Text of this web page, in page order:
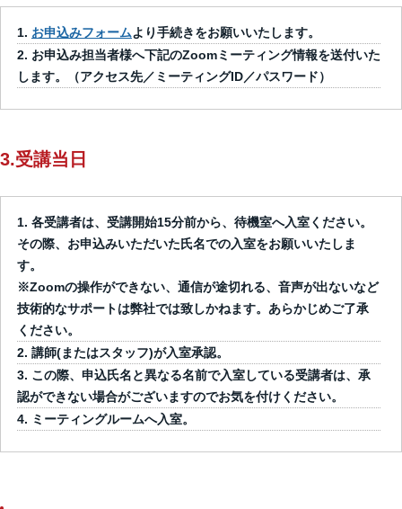
お申込みフォームより手続きをお願いいたします。
お申込み担当者様へ下記のZoomミーティング情報を送付いた
します。（アクセス先／ミーティングID／パスワード）
3.受講当日
各受講者は、受講開始15分前から、待機室へ入室ください。
その際、お申込みいただいた氏名での入室をお願いいたしま
す。
※Zoomの操作ができない、通信が途切れる、音声が出ないなど
技術的なサポートは弊社では致しかねます。あらかじめご了承
ください。
講師(またはスタッフ)が入室承認。
この際、申込氏名と異なる名前で入室している受講者は、承
認ができない場合がございますのでお気を付けください。
ミーティングルームへ入室。